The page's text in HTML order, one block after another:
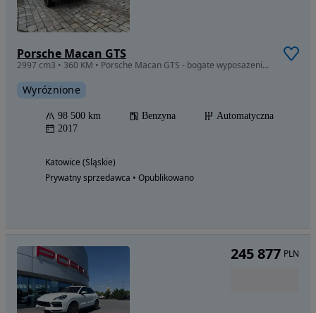
Porsche Macan GTS
2997 cm3 • 360 KM • Porsche Macan GTS - bogate wyposażenie - zadbany - PDK - Pneumatyka
Wyróżnione
98 500 km Benzyna
Automatyczna
2017
Katowice (Śląskie)
Prywatny sprzedawca • Opublikowano
245 877 PLN